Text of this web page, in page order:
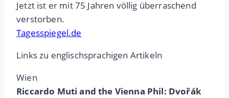
Jetzt ist er mit 75 Jahren völlig überraschend
verstorben.
Tagesspiegel.de
Links zu englischsprachigen Artikeln
Wien
Riccardo Muti and the Vienna Phil: Dvořák